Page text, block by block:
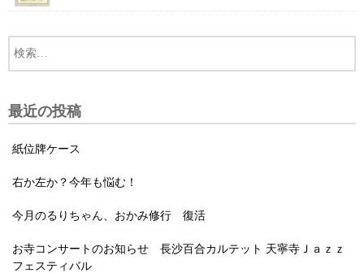
最近の投稿
紙位牌ケース
右か左か？今年も悩む！
今月のるりちゃん、おかみ修行 復活
お寺コンサートのお知らせ 長沙百合カルテット 天寧寺Ｊａｚｚ
フェスティバル